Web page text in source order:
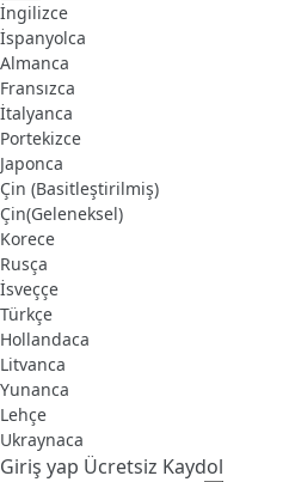
İngilizce
İspanyolca
Almanca
Fransızca
İtalyanca
Portekizce
Japonca
Çin (Basitleştirilmiş)
Çin(Geleneksel)
Korece
Rusça
İsveççe
Türkçe
Hollandaca
Litvanca
Yunanca
Lehçe
Ukraynaca
Giriş yap Ücretsiz Kaydol